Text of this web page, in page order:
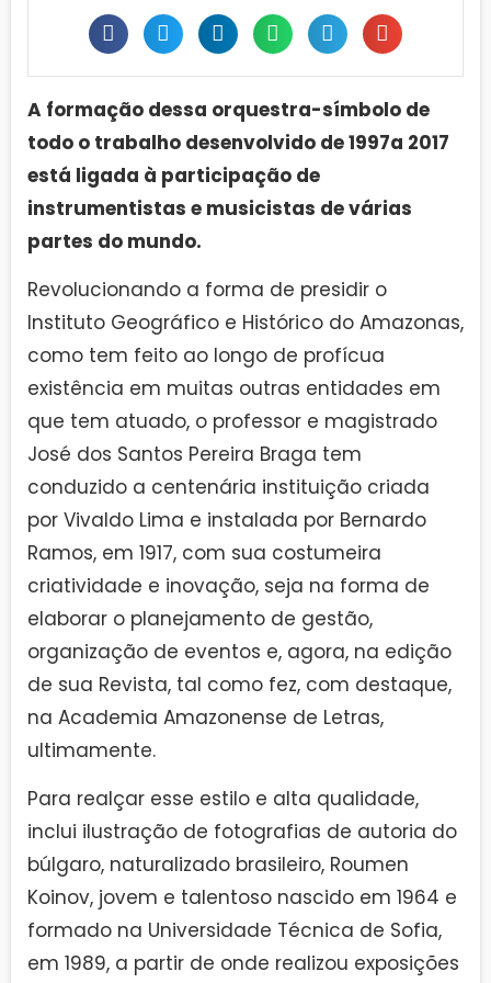
A formação dessa orquestra-símbolo de
todo o trabalho desenvolvido de 1997a 2017
está ligada à participação de
instrumentistas e musicistas de várias
partes do mundo.
Revolucionando a forma de presidir o
Instituto Geográfico e Histórico do Amazonas,
como tem feito ao longo de profícua
existência em muitas outras entidades em
que tem atuado, o professor e magistrado
José dos Santos Pereira Braga tem
conduzido a centenária instituição criada
por Vivaldo Lima e instalada por Bernardo
Ramos, em 1917, com sua costumeira
criatividade e inovação, seja na forma de
elaborar o planejamento de gestão,
organização de eventos e, agora, na edição
de sua Revista, tal como fez, com destaque,
na Academia Amazonense de Letras,
ultimamente.
Para realçar esse estilo e alta qualidade,
inclui ilustração de fotografias de autoria do
búlgaro, naturalizado brasileiro, Roumen
Koinov, jovem e talentoso nascido em 1964 e
formado na Universidade Técnica de Sofia,
em 1989, a partir de onde realizou exposições